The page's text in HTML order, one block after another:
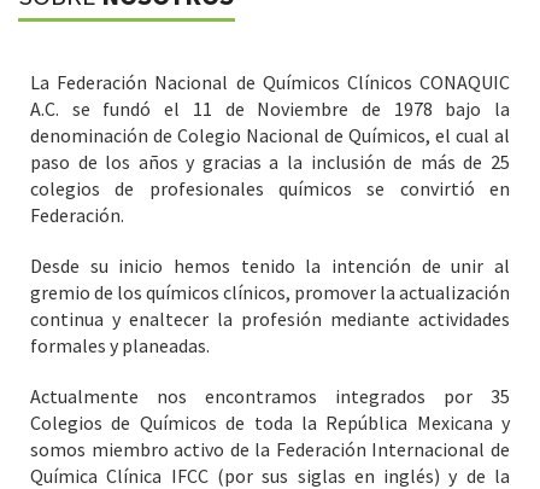
La Federación Nacional de Químicos Clínicos CONAQUIC
A.C. se fundó el 11 de Noviembre de 1978 bajo la
denominación de Colegio Nacional de Químicos, el cual al
paso de los años y gracias a la inclusión de más de 25
colegios de profesionales químicos se convirtió en
Federación.
Desde su inicio hemos tenido la intención de unir al
gremio de los químicos clínicos, promover la actualización
continua y enaltecer la profesión mediante actividades
formales y planeadas.
Actualmente nos encontramos integrados por 35
Colegios de Químicos de toda la República Mexicana y
somos miembro activo de la Federación Internacional de
Química Clínica IFCC (por sus siglas en inglés) y de la